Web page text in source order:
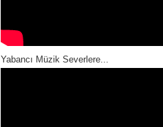
Yabancı Müzik Severlere...